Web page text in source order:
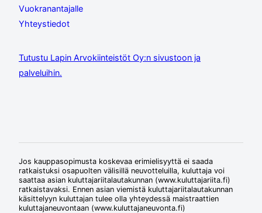
Vuokranantajalle
Yhteystiedot
Tutustu Lapin Arvokiinteistöt Oy:n sivustoon ja
palveluihin.
Jos kauppasopimusta koskevaa erimielisyyttä ei saada
ratkaistuksi osapuolten välisillä neuvotteluilla, kuluttaja voi
saattaa asian kuluttajariitalautakunnan (www.kuluttajariita.fi)
ratkaistavaksi. Ennen asian viemistä kuluttajariitalautakunnan
käsittelyyn kuluttajan tulee olla yhteydessä maistraattien
kuluttajaneuvontaan (www.kuluttajaneuvonta.fi)